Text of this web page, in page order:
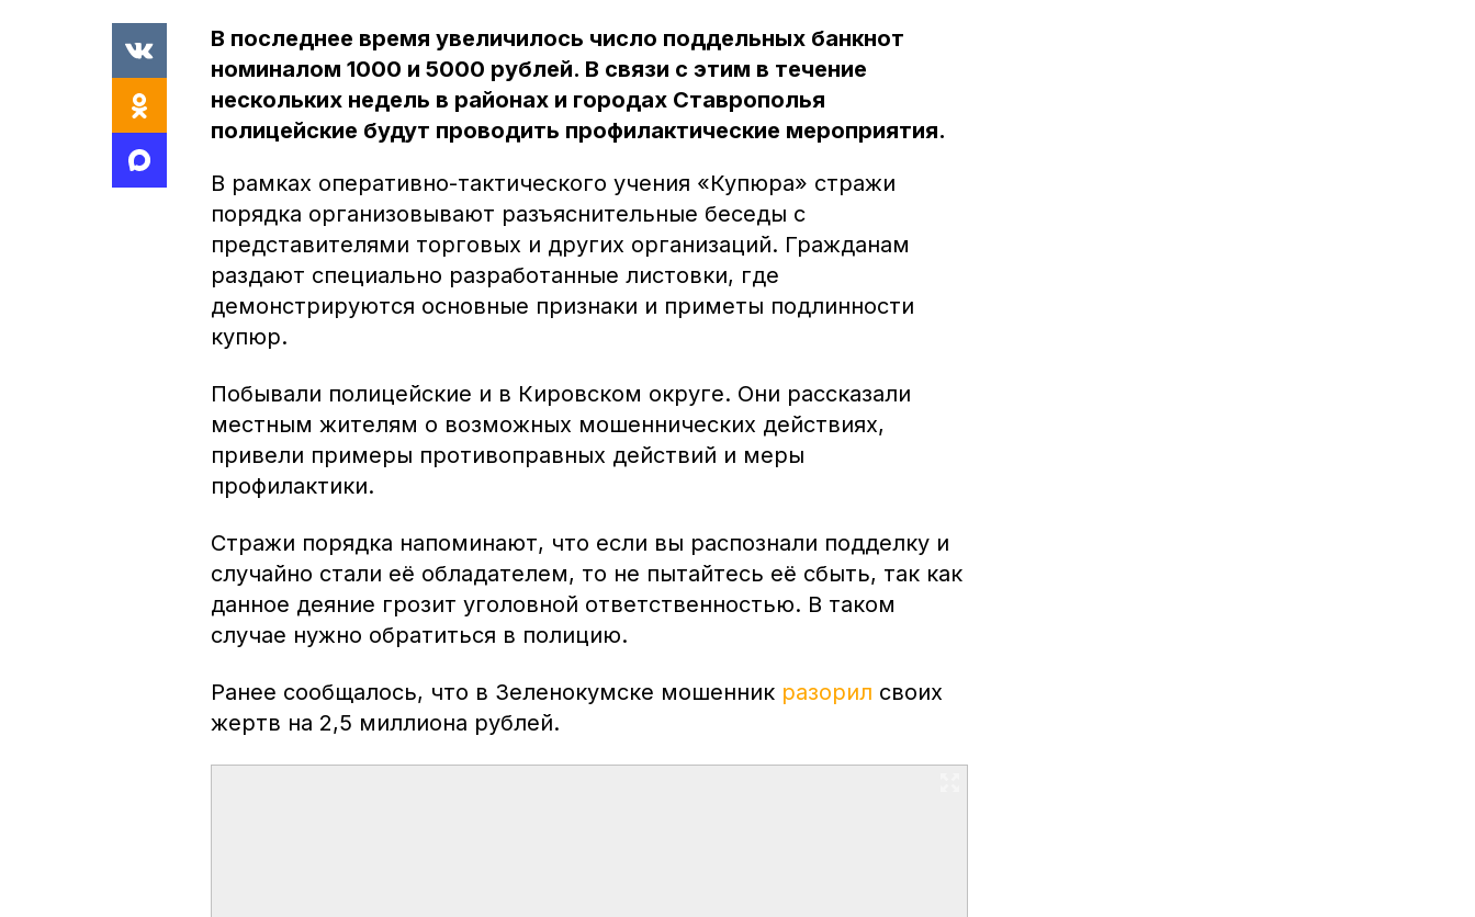
В последнее время увеличилось число поддельных банкнот
номиналом 1000 и 5000 рублей. В связи с этим в течение
нескольких недель в районах и городах Ставрополья
полицейские будут проводить профилактические мероприятия.
В рамках оперативно-тактического учения «Купюра» стражи
порядка организовывают разъяснительные беседы с
представителями торговых и других организаций. Гражданам
раздают специально разработанные листовки, где
демонстрируются основные признаки и приметы подлинности
купюр.
Побывали полицейские и в Кировском округе. Они рассказали
местным жителям о возможных мошеннических действиях,
привели примеры противоправных действий и меры
профилактики.
Стражи порядка напоминают, что если вы распознали подделку и
случайно стали её обладателем, то не пытайтесь её сбыть, так как
данное деяние грозит уголовной ответственностью. В таком
случае нужно обратиться в полицию.
Ранее сообщалось, что в Зеленокумске мошенник разорил своих
жертв на 2,5 миллиона рублей.